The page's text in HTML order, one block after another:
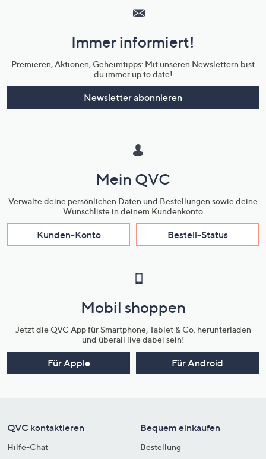
Unternehmensinformationen
Immer informiert!
Premieren, Aktionen, Geheimtipps: Mit unseren Newslettern bist
du immer up to date!
Newsletter abonnieren
Mein QVC
Verwalte deine persönlichen Daten und Bestellungen sowie deine
Wunschliste in deinem Kundenkonto
Kunden-Konto Bestell-Status
Mobil shoppen
Jetzt die QVC App für Smartphone, Tablet & Co. herunterladen
und überall live dabei sein!
Für Apple Für Android
QVC kontaktieren
Hilfe-Chat
Bequem einkaufen
Bestellung